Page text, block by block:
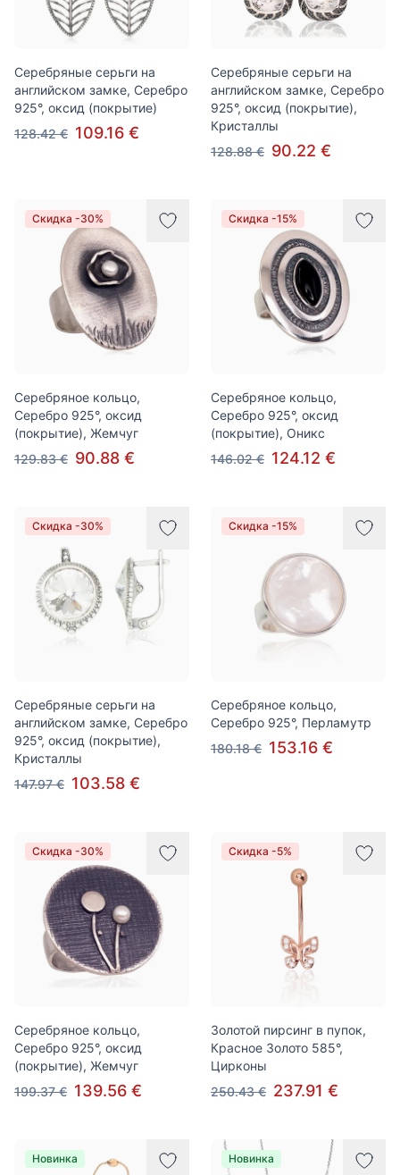
Серебряные серьги на
английском замке, Серебро
925°, оксид (покрытие)
128.42 € 109.16 €
Серебряные серьги на
английском замке, Серебро
925°, оксид (покрытие),
Кристаллы
128.88 € 90.22 €
Скидка -30%
Серебряное кольцо,
Серебро 925°, оксид
(покрытие), Жемчуг
129.83 € 90.88 €
Скидка -15%
Серебряное кольцо,
Серебро 925°, оксид
(покрытие), Оникс
146.02 € 124.12 €
Скидка -30%
Серебряные серьги на
английском замке, Серебро
925°, оксид (покрытие),
Кристаллы
147.97 € 103.58 €
Скидка -15%
Серебряное кольцо,
Серебро 925°, Перламутр
180.18 € 153.16 €
Скидка -30%
Серебряное кольцо,
Серебро 925°, оксид
(покрытие), Жемчуг
199.37 € 139.56 €
Скидка -5%
Золотой пирсинг в пупок,
Красное Золото 585°,
Цирконы
250.43 € 237.91 €
Новинка Новинка